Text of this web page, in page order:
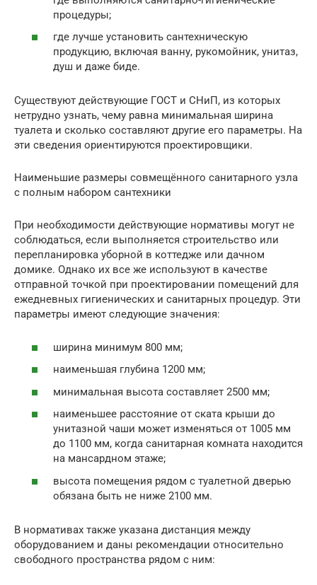
процедуры;
где лучше установить сантехническую
продукцию, включая ванну, рукомойник, унитаз,
душ и даже биде.
Существуют действующие ГОСТ и СНиП, из которых
нетрудно узнать, чему равна минимальная ширина
туалета и сколько составляют другие его параметры. На
эти сведения ориентируются проектировщики.
Наименьшие размеры совмещённого санитарного узла
с полным набором сантехники
При необходимости действующие нормативы могут не
соблюдаться, если выполняется строительство или
перепланировка уборной в коттедже или дачном
домике. Однако их все же используют в качестве
отправной точкой при проектировании помещений для
ежедневных гигиенических и санитарных процедур. Эти
параметры имеют следующие значения:
ширина минимум 800 мм;
наименьшая глубина 1200 мм;
минимальная высота составляет 2500 мм;
наименьшее расстояние от ската крыши до
унитазной чаши может изменяться от 1005 мм
до 1100 мм, когда санитарная комната находится
на мансардном этаже;
высота помещения рядом с туалетной дверью
обязана быть не ниже 2100 мм.
В нормативах также указана дистанция между
оборудованием и даны рекомендации относительно
свободного пространства рядом с ним: